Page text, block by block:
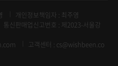
개인정보책임자 : 최주영
통신판매업신고번호 : 제2023-서울강
고객센터 : cs@wishbeen.co